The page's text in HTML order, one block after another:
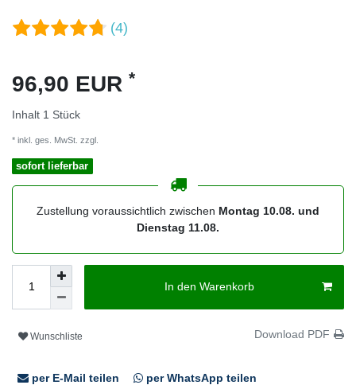
(4)
96,90 EUR *
Inhalt 1 Stück
* inkl. ges. MwSt. zzgl.
sofort lieferbar
Zustellung voraussichtlich zwischen Montag 10.08. und
Dienstag 11.08.
In den Warenkorb
Wunschliste Download PDF
per E-Mail teilen per WhatsApp teilen